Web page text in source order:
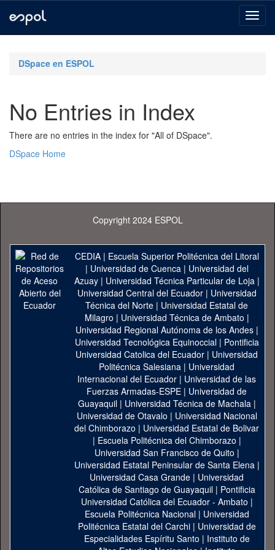
navigationDSpace en ESPOL
No Entries in Index
There are no entries in the index for "All of DSpace".
DSpace Home
Copyright 2024 ESPOL
CEDIA| Escuela Superior Politécnica del Litoral
| Universidad de Cuenca| Universidad del
Azuay| Universidad Técnica Particular de Loja|
Universidad Central del Ecuador| Universidad
Técnica del Norte | Universidad Estatal de
Milagro | Universidad Técnica de Ambato |
Universidad Regional Autónoma de los Andes|
Universidad Tecnológica Equinoccial| Pontificia
Universidad Catolica del Ecuador | Universidad
Politécnica Salesiana | Universidad
Internacional del Ecuador | Universidad de las
Fuerzas Armadas-ESPE | Universidad de
Guayaquil| Universidad Técnica de Machala|
Universidad de Otavalo | Universidad Nacional
del Chimborazo | Universidad Estatal de Bolivar
| Escuela Politécnica del Chimborazo |
Universidad San Francisco de Quito |
Universidad Estatal Peninsular de Santa Elena|
Universidad Casa Grande | Universidad
Católica de Santiago de Guayaquil| Pontificia
Universidad Católica del Ecuador - Ambato |
Escuela Politécnica Nacional| Universidad
Politécnica Estatal del Carchi| Universidad de
Especialidades Espíritu Santo | Instituto de